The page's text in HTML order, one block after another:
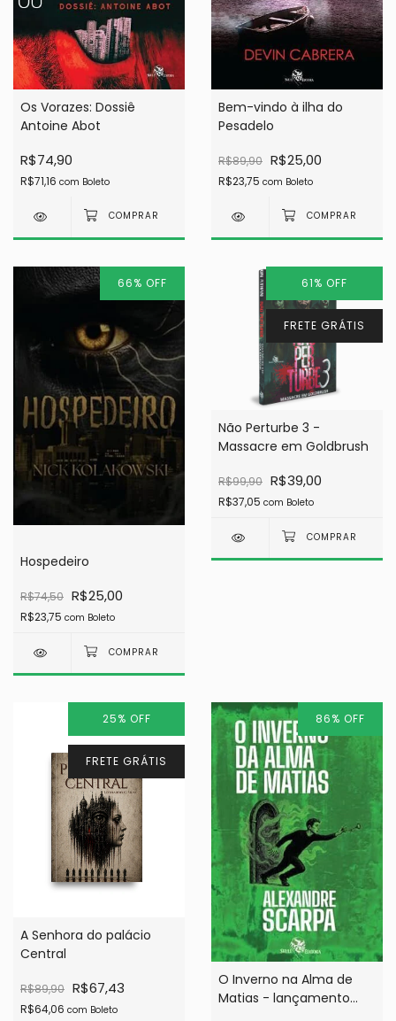
Os Vorazes: Dossiê
Antoine Abot
R$74,90
R$71,16 com Boleto
Bem-vindo à ilha do
Pesadelo
R$89,90 R$25,00
R$23,75 com Boleto
66% OFF
Hospedeiro
R$74,50 R$25,00
R$23,75 com Boleto
61% OFF
FRETE GRÁTIS
Não Perturbe 3 -
Massacre em Goldbrush
R$99,90 R$39,00
R$37,05 com Boleto
25% OFF
FRETE GRÁTIS
A Senhora do palácio
Central
R$89,90 R$67,43
R$64,06 com Boleto
86% OFF
O Inverno na Alma de
Matias - lançamento